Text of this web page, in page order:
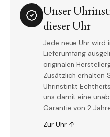
Unser
dieser Uhr
Jede neue Uhr wird
Lieferumfang
originalen
Zusätzlich erhalten
Uhrinstinkt
uns damit eine
Garantie von 2
Zur Uhr ↑